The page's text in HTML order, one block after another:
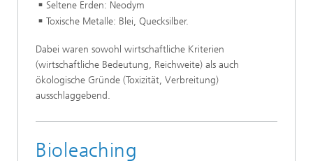
Seltene Erden: Neodym
Toxische Metalle: Blei, Quecksilber.
Dabei waren sowohl wirtschaftliche Kriterien
(wirtschaftliche Bedeutung, Reichweite) als auch
ökologische Gründe (Toxizität, Verbreitung)
ausschlaggebend.
Bioleaching